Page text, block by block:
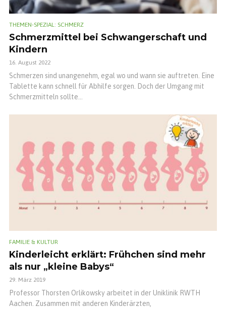
THEMEN-SPEZIAL: SCHMERZ
Schmerzmittel bei Schwangerschaft und
Kindern
16. August 2022
Schmerzen sind unangenehm, egal wo und wann sie auftreten. Eine
Tablette kann schnell für Abhilfe sorgen. Doch der Umgang mit
Schmerzmitteln sollte...
FAMILIE & KULTUR
Kinderleicht erklärt: Frühchen sind mehr
als nur „kleine Babys“
29. März 2019
Professor Thorsten Orlikowsky arbeitet in der Uniklinik RWTH
Aachen. Zusammen mit anderen Kinderärzten,